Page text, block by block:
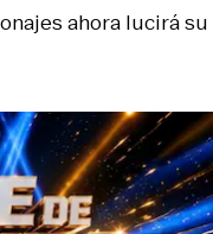
ahora lucirá su